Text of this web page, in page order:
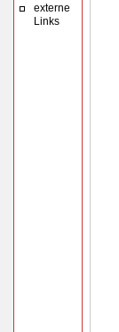
externe
Links